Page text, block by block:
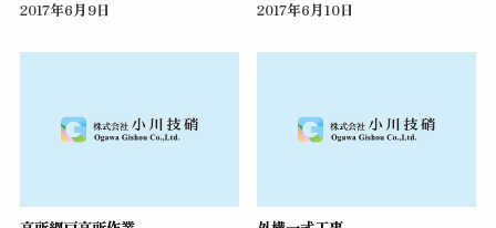
2017年6月9日 2017年6月10日